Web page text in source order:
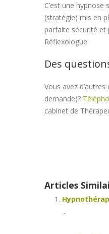
C’est une
(stratégie) mis en
parfaite sécurité et
Réflexologue
Des
Vous avez
demande)?
cabinet de
Articles
...